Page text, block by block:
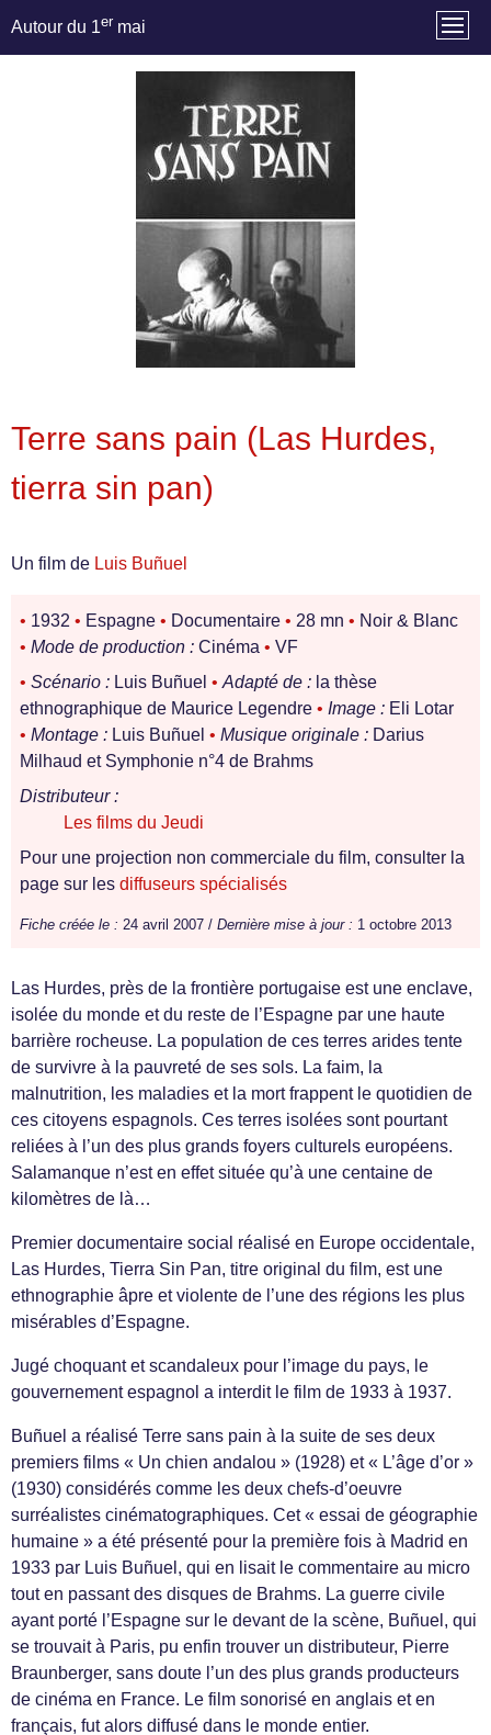
Autour du 1er mai
Terre sans pain (Las Hurdes,
tierra sin pan)
Un film de Luis Buñuel
• 1932 • Espagne • Documentaire • 28 mn • Noir & Blanc
• Mode de production : Cinéma • VF
• Scénario : Luis Buñuel • Adapté de : la thèse
ethnographique de Maurice Legendre • Image : Eli Lotar
• Montage : Luis Buñuel • Musique originale : Darius
Milhaud et Symphonie n°4 de Brahms
Distributeur :
Les films du Jeudi
Pour une projection non commerciale du film, consulter la
page sur les diffuseurs spécialisés
Fiche créée le : 24 avril 2007 / Dernière mise à jour : 1 octobre 2013
Las Hurdes, près de la frontière portugaise est une enclave,
isolée du monde et du reste de l’Espagne par une haute
barrière rocheuse. La population de ces terres arides tente
de survivre à la pauvreté de ses sols. La faim, la
malnutrition, les maladies et la mort frappent le quotidien de
ces citoyens espagnols. Ces terres isolées sont pourtant
reliées à l’un des plus grands foyers culturels européens.
Salamanque n’est en effet située qu’à une centaine de
kilomètres de là…
Premier documentaire social réalisé en Europe occidentale,
Las Hurdes, Tierra Sin Pan, titre original du film, est une
ethnographie âpre et violente de l’une des régions les plus
misérables d’Espagne.
Jugé choquant et scandaleux pour l’image du pays, le
gouvernement espagnol a interdit le film de 1933 à 1937.
Buñuel a réalisé Terre sans pain à la suite de ses deux
premiers films « Un chien andalou » (1928) et « L’âge d’or »
(1930) considérés comme les deux chefs-d’oeuvre
surréalistes cinématographiques. Cet « essai de géographie
humaine » a été présenté pour la première fois à Madrid en
1933 par Luis Buñuel, qui en lisait le commentaire au micro
tout en passant des disques de Brahms. La guerre civile
ayant porté l’Espagne sur le devant de la scène, Buñuel, qui
se trouvait à Paris, pu enfin trouver un distributeur, Pierre
Braunberger, sans doute l’un des plus grands producteurs
de cinéma en France. Le film sonorisé en anglais et en
français, fut alors diffusé dans le monde entier.